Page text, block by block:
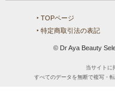
‣ TOPページ
‣ 特定商取引法の表記
© Dr Aya Beauty
当サイトに
すべてのデータを無断で複写・